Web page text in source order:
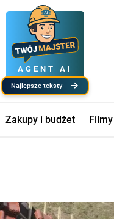
AGENT AI
najlepsze teksty
Zakupy i budżet Filmy